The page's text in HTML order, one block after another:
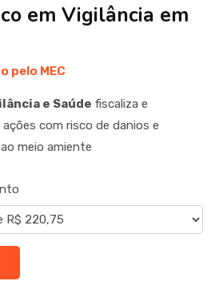
em Vigilância em
pelo MEC
e Saúde fiscaliza e
com risco de danios e
meio amiente